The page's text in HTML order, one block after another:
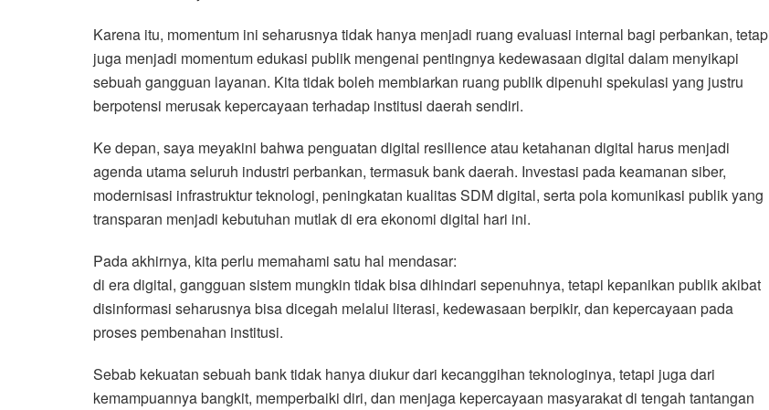
Karena itu, momentum ini seharusnya tidak hanya menjadi ruang evaluasi internal bagi perbankan,
juga menjadi momentum edukasi publik mengenai pentingnya kedewasaan digital dalam menyikapi
sebuah gangguan layanan. Kita tidak boleh membiarkan ruang publik dipenuhi spekulasi yang justru
berpotensi merusak kepercayaan terhadap institusi daerah sendiri.
Ke depan, saya meyakini bahwa penguatan digital resilience atau ketahanan digital harus menjadi
agenda utama seluruh industri perbankan, termasuk bank daerah. Investasi pada keamanan siber,
modernisasi infrastruktur teknologi, peningkatan kualitas SDM digital, serta pola komunikasi publik yang
transparan menjadi kebutuhan mutlak di era ekonomi digital hari ini.
Pada akhirnya, kita perlu memahami satu hal mendasar:
di era digital, gangguan sistem mungkin tidak bisa dihindari sepenuhnya, tetapi kepanikan publik akibat
disinformasi seharusnya bisa dicegah melalui literasi, kedewasaan berpikir, dan kepercayaan pada
proses pembenahan institusi.
Sebab kekuatan sebuah bank tidak hanya diukur dari kecanggihan teknologinya, tetapi juga dari
kemampuannya bangkit, memperbaiki diri, dan menjaga kepercayaan masyarakat di tengah tantangan